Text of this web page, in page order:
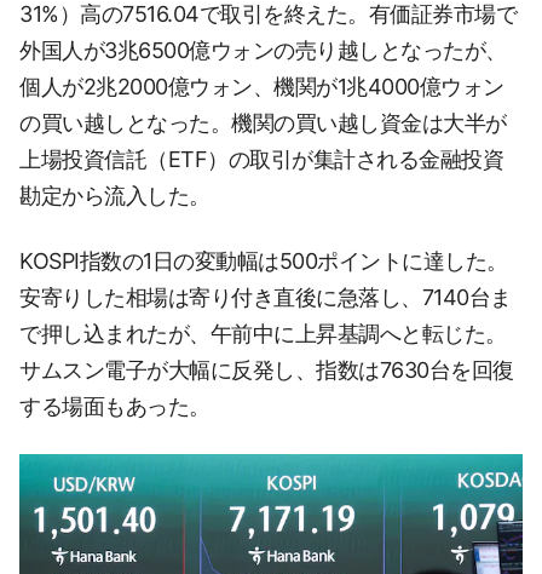
31%）高の7516.04で取引を終えた。有価証券市場で
外国人が3兆6500億ウォンの売り越しとなったが、
個人が2兆2000億ウォン、機関が1兆4000億ウォン
の買い越しとなった。機関の買い越し資金は大半が
上場投資信託（ETF）の取引が集計される金融投資
勘定から流入した。
KOSPI指数の1日の変動幅は500ポイントに達した。
安寄りした相場は寄り付き直後に急落し、7140台ま
で押し込まれたが、午前中に上昇基調へと転じた。
サムスン電子が大幅に反発し、指数は7630台を回復
する場面もあった。